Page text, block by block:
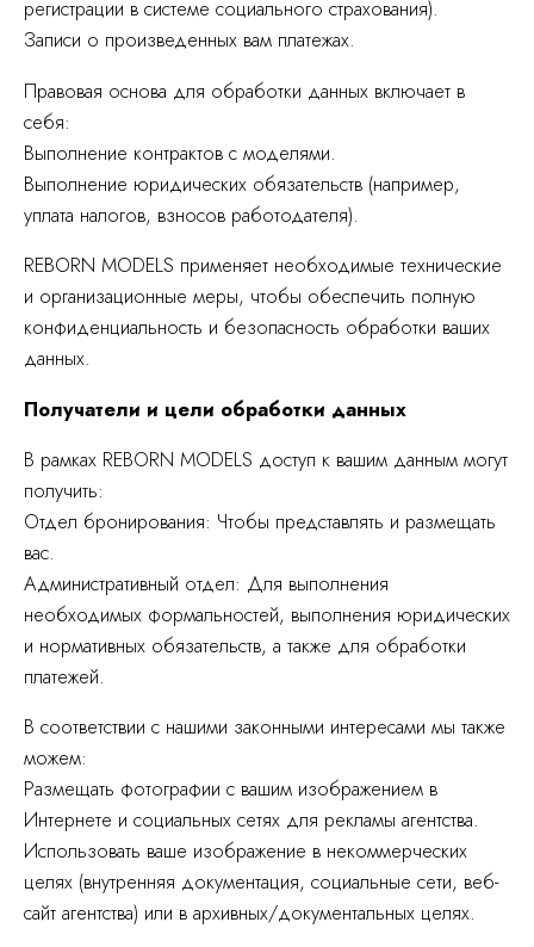
регистрации в системе социального страхования).
Записи о произведенных вам платежах.
Правовая основа для обработки данных включает в
себя:
Выполнение контрактов с моделями.
Выполнение юридических обязательств (например,
уплата налогов, взносов работодателя).
REBORN MODELS применяет необходимые технические
и организационные меры, чтобы обеспечить полную
конфиденциальность и безопасность обработки ваших
данных.
Получатели и цели обработки данных
В рамках REBORN MODELS доступ к вашим данным могут
получить:
Отдел бронирования: Чтобы представлять и размещать
вас.
Административный отдел: Для выполнения
необходимых формальностей, выполнения юридических
и нормативных обязательств, а также для обработки
платежей.
В соответствии с нашими законными интересами мы также
можем:
Размещать фотографии с вашим изображением в
Интернете и социальных сетях для рекламы агентства.
Использовать ваше изображение в некоммерческих
целях (внутренняя документация, социальные сети, веб-
сайт агентства) или в архивных/документальных целях.